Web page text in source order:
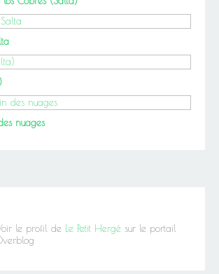
nuages
le profil de Le Petit Hergé sur le portail